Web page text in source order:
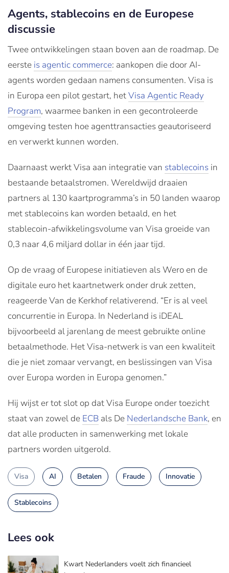
Agents, stablecoins en de Europese
discussie
Twee ontwikkelingen staan boven aan de roadmap. De
eerste is agentic commerce: aankopen die door AI-
agents worden gedaan namens consumenten. Visa is
in Europa een pilot gestart, hetVisa Agentic Ready
Program, waarmee banken in een gecontroleerde
omgeving testen hoe agenttransacties geautoriseerd
en verwerkt kunnen worden.
Daarnaast werkt Visa aan integratie van stablecoins in
bestaande betaalstromen. Wereldwijd draaien
partners al 130 kaartprogramma’s in 50 landen waarop
met stablecoins kan worden betaald, en het
stablecoin-afwikkelingsvolume van Visa groeide van
0,3 naar 4,6 miljard dollar in één jaar tijd.
Op de vraag of Europese initiatieven als Wero en de
digitale euro het kaartnetwerk onder druk zetten,
reageerde Van de Kerkhof relativerend. “Er is al veel
concurrentie in Europa. In Nederland is iDEAL
bijvoorbeeld al jarenlang de meest gebruikte online
betaalmethode. Het Visa-netwerk is van een kwaliteit
die je niet zomaar vervangt, en beslissingen van Visa
over Europa worden in Europa genomen.”
Hij wijst er tot slot op dat Visa Europe onder toezicht
staat van zowel de ECB als De Nederlandsche Bank, en
dat alle producten in samenwerking met lokale
partners worden uitgerold.
Visa AI Betalen Fraude Innovatie
Stablecoins
Lees ook
Kwart Nederlanders voelt zich financieel